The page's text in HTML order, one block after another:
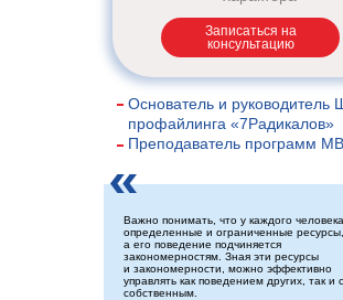
Важно понимать, что у каждого
определенные и ограниченные ресурсы,
а его поведение подчиняется
закономерностям. Зная эти ресурсы
и закономерности, можно эффективно
управлять как поведением других, так и
собственным.
Основатель и руководитель
профайлинга «7Радикалов»
Преподаватель программ
Записаться на
консультацию